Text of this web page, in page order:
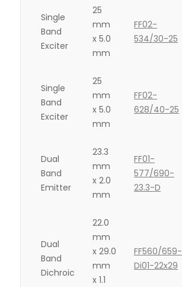
Single
Band
Exciter
25
mm
x 5.0
mm
FF02-
534/30-25
Single
Band
Exciter
25
mm
x 5.0
mm
FF02-
628/40-25
Dual
Band
Emitter
23.3
mm
x 2.0
mm
FF01-
577/690-
23.3-D
Dual
Band
Dichroic
22.0
mm
x 29.0
mm
x 1.1
FF560/659-
Di01-22x29